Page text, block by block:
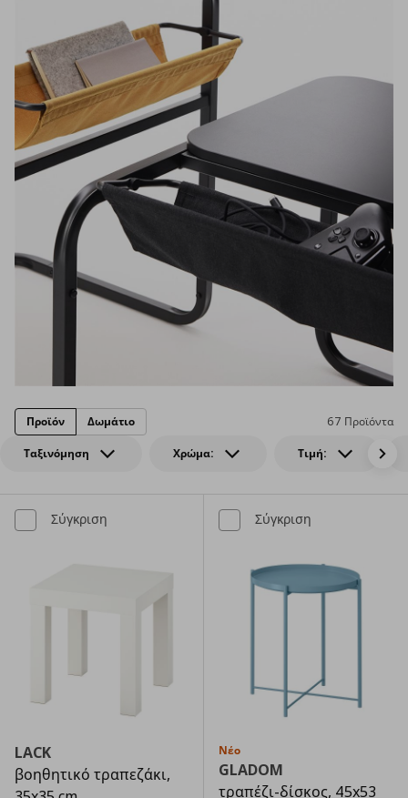
Ταξινόμηση Χρώμα: Τιμή:
67 Προϊόντα
Προϊόν Δωμάτιο
Σύγκριση
LACK
βοηθητικό τραπεζάκι,
Σύγκριση
Νέο
GLADOM
τραπέζι-δίσκος, 45x53